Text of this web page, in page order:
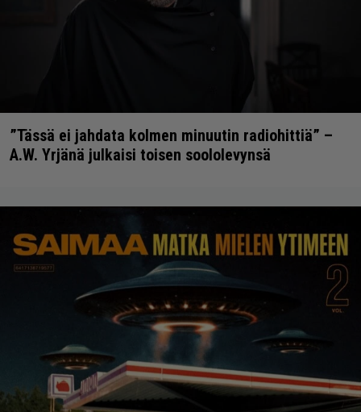
”Tässä ei jahdata kolmen minuutin radiohittiä” –
A.W. Yrjänä julkaisi toisen soololevynsä